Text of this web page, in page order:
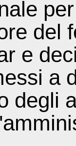
del
e
a
degli